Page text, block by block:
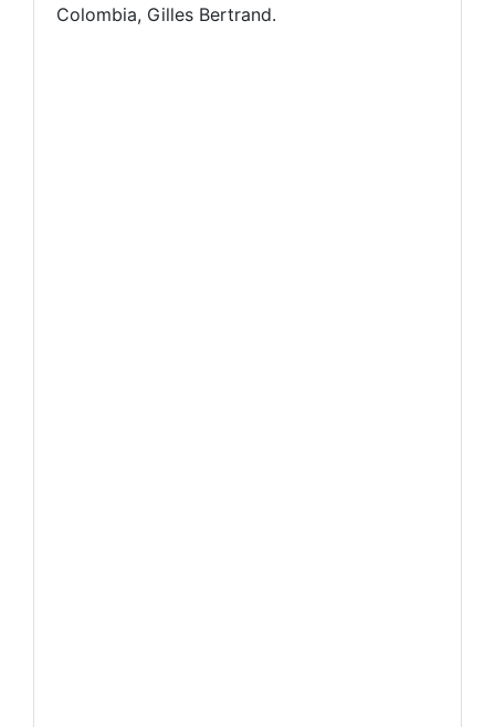
Colombia, Gilles Bertrand.